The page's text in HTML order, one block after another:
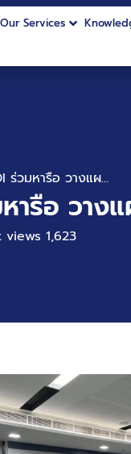
Our Services
ผู้แทน BDI ร่วมหารือ วางแผนพัฒนาระบบฐานข้อมูลเทคโนโลยีระบบรางของประเทศ
ารือ วาง
views 1,623